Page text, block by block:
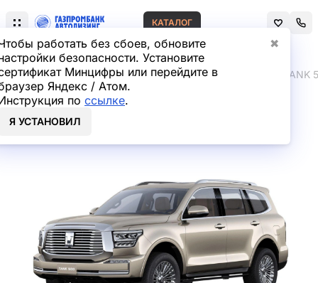
работать без сбоев, обновите
безопасности. Установите
Минцифры или перейдите в
Яндекс / Атом.
по ссылке.
Я УСТАНОВИЛ
✖
КАТАЛОГ
Главная Лизинг легковых автомобилей TANK
TANK 500 Внедорожник в
лизинг